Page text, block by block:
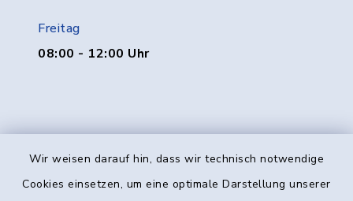
Wir weisen darauf hin, dass wir technisch notwendige
Cookies einsetzen, um eine optimale Darstellung unserer
Freitag
08:00 - 12:00 Uhr
Kontakt